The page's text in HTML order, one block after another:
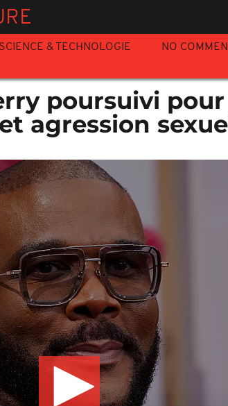
SCIENCE & TECHNOLOGIE NO COMMENT
poursuivi pour
agression